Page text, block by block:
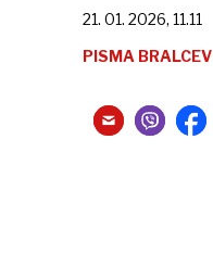
21. 01. 2026, 11.11
PISMA BRALCEV